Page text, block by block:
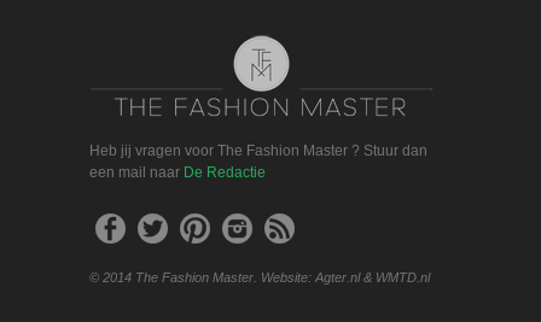
Heb jij vragen voor The Fashion Master ? Stuur dan
een mail naar De Redactie
© 2014 The Fashion Master. Website: Agter.nl & WMTD.nl